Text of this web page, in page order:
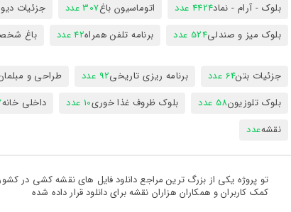
بلوک - آرام - نماد4424 عدد اتوماسیون باغ307 عدد جزئیات
بلوک میز و صندلی524 عدد برنامه تلفن همراه42 عدد باغ
جزئیات بتن64 عدد برنامه ریزی تاریخی92 عدد طراحی و
بلوک تلوزیون58 عدد بلوک ظروف غذا خوری10 عدد داخلی خانه
نقشهعدد
کمک کاربران و همکاران هزاران نقشه برای دانلود قرار داده شده